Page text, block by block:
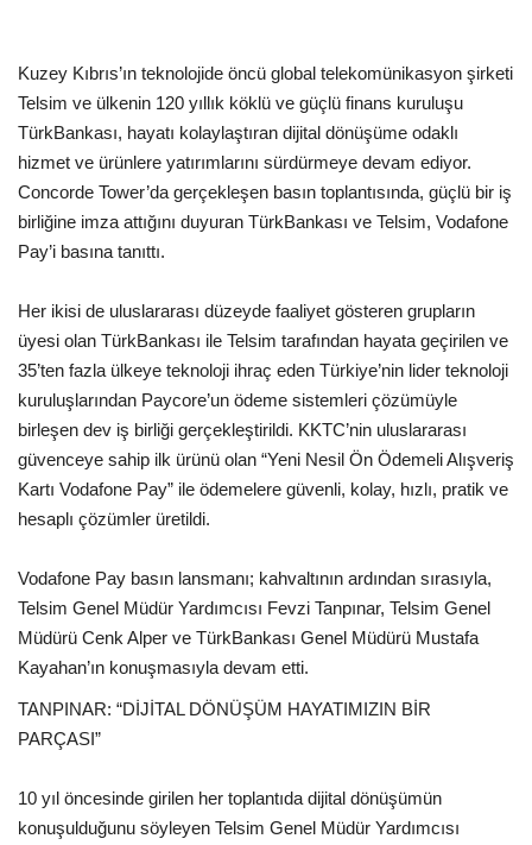
Kuzey Kıbrıs’ın teknolojide öncü global telekomünikasyon şirketi
Telsim ve ülkenin 120 yıllık köklü ve güçlü finans kuruluşu
TürkBankası, hayatı kolaylaştıran dijital dönüşüme odaklı
hizmet ve ürünlere yatırımlarını sürdürmeye devam ediyor.
Concorde Tower’da gerçekleşen basın toplantısında, güçlü bir iş
birliğine imza attığını duyuran TürkBankası ve Telsim, Vodafone
Pay’i basına tanıttı.
Her ikisi de uluslararası düzeyde faaliyet gösteren grupların
üyesi olan TürkBankası ile Telsim tarafından hayata geçirilen ve
35’ten fazla ülkeye teknoloji ihraç eden Türkiye’nin lider teknoloji
kuruluşlarından Paycore’un ödeme sistemleri çözümüyle
birleşen dev iş birliği gerçekleştirildi. KKTC’nin uluslararası
güvenceye sahip ilk ürünü olan “Yeni Nesil Ön Ödemeli Alışveriş
Kartı Vodafone Pay” ile ödemelere güvenli, kolay, hızlı, pratik ve
hesaplı çözümler üretildi.
Vodafone Pay basın lansmanı; kahvaltının ardından sırasıyla,
Telsim Genel Müdür Yardımcısı Fevzi Tanpınar, Telsim Genel
Müdürü Cenk Alper ve TürkBankası Genel Müdürü Mustafa
Kayahan’ın konuşmasıyla devam etti.
TANPINAR: “DİJİTAL DÖNÜŞÜM HAYATIMIZIN BİR
PARÇASI”
10 yıl öncesinde girilen her toplantıda dijital dönüşümün
konuşulduğunu söyleyen Telsim Genel Müdür Yardımcısı